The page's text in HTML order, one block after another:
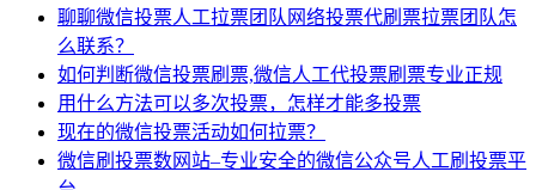
聊聊微信投票人工拉票团队网络投票代刷票拉票团队怎
么联系？
如何判断微信投票刷票,微信人工代投票刷票专业正规
用什么方法可以多次投票，怎样才能多投票
现在的微信投票活动如何拉票？
微信刷投票数网站–专业安全的微信公众号人工刷投票平